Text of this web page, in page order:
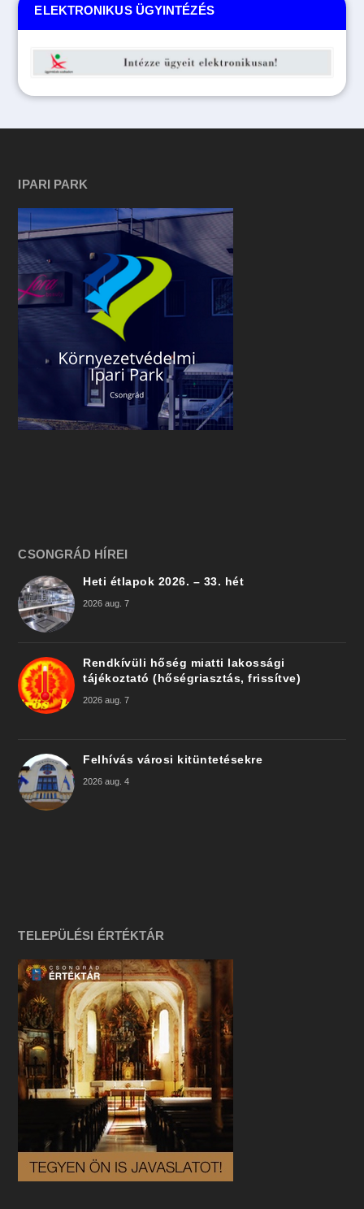
ELEKTRONIKUS ÜGYINTÉZÉS
IPARI PARK
CSONGRÁD HÍREI
Heti étlapok 2026. – 33. hét
2026 aug. 7
Rendkívüli hőség miatti lakossági
tájékoztató (hőségriasztás, frissítve)
2026 aug. 7
Felhívás városi kitüntetésekre
2026 aug. 4
TELEPÜLÉSI ÉRTÉKTÁR